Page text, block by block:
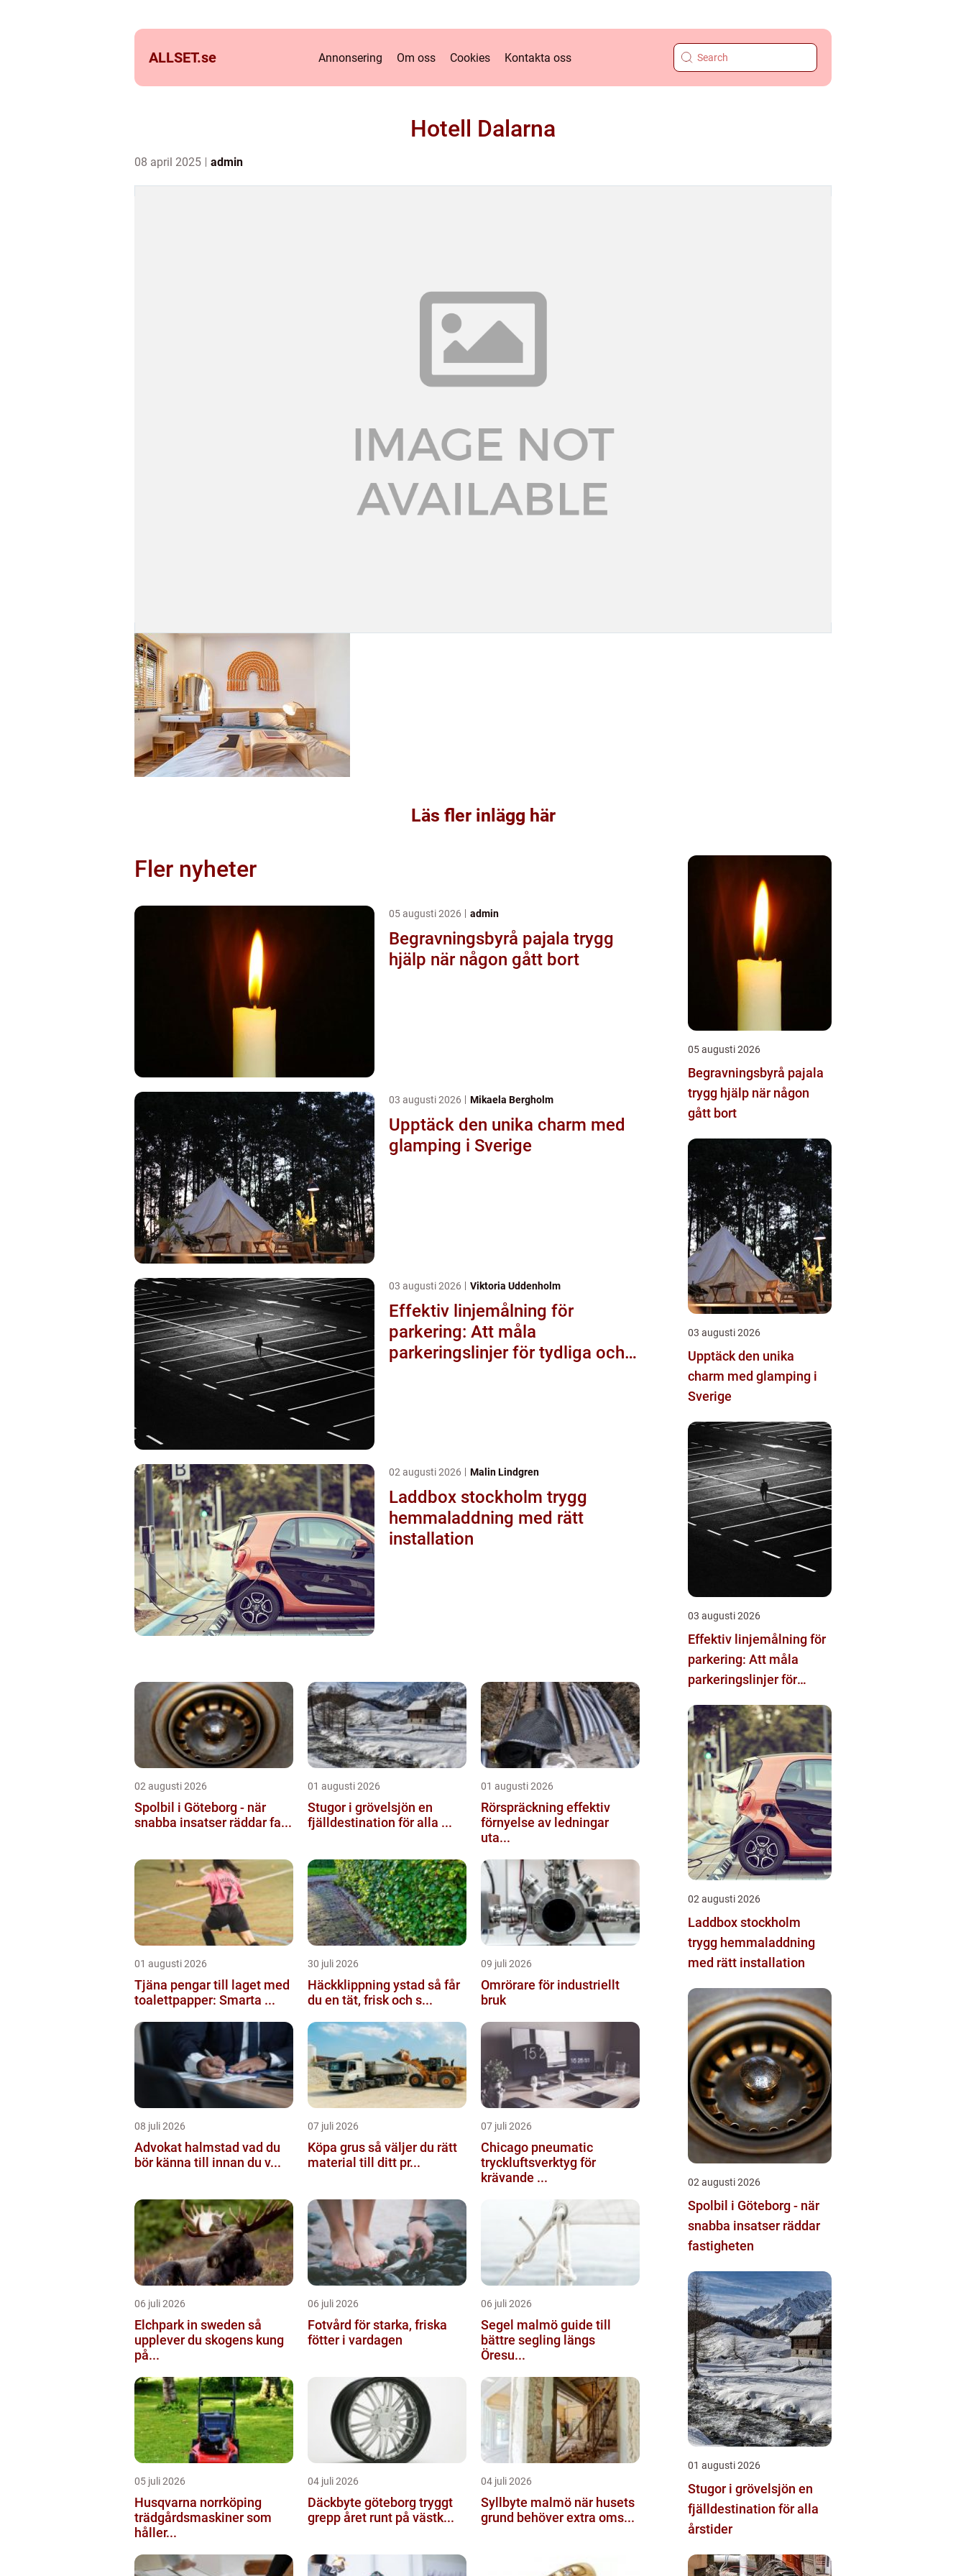
ALLSET.se Annonsering Om oss Cookies Kontakta oss
Hotell Dalarna
08 april 2025 admin
Läs fler inlägg här
Fler nyheter
05 augusti 2026 admin
Begravningsbyrå pajala trygg
hjälp när någon gått bort
03 augusti 2026 Mikaela Bergholm
Upptäck den unika charm med
glamping i Sverige
03 augusti 2026 Viktoria Uddenholm
Effektiv linjemålning för
parkering: Att måla
parkeringslinjer för tydliga och
02 augusti 2026 Malin Lindgren
Laddbox stockholm trygg
hemmaladdning med rätt
installation
02 augusti 2026
Spolbil i Göteborg - när
snabba insatser räddar fa...
01 augusti 2026
Stugor i grövelsjön en
fjälldestination för alla ...
01 augusti 2026
Rörspräckning effektiv
förnyelse av ledningar
uta...
01 augusti 2026
Tjäna pengar till laget med
toalettpapper: Smarta ...
30 juli 2026
Häckklippning ystad så får
du en tät, frisk och s...
09 juli 2026
Omrörare för industriellt
bruk
08 juli 2026
Advokat halmstad vad du
bör känna till innan du v...
07 juli 2026
Köpa grus så väljer du rätt
material till ditt pr...
07 juli 2026
Chicago pneumatic
tryckluftsverktyg för
krävande ...
06 juli 2026
Elchpark in sweden så
upplever du skogens kung
på...
06 juli 2026
Fotvård för starka, friska
fötter i vardagen
06 juli 2026
Segel malmö guide till
bättre segling längs
Öresu...
05 juli 2026
Husqvarna norrköping
trädgårdsmaskiner som
håller...
04 juli 2026
Däckbyte göteborg tryggt
grepp året runt på västk...
04 juli 2026
Syllbyte malmö när husets
grund behöver extra oms...
05 augusti 2026
Begravningsbyrå pajala
trygg hjälp när någon
gått bort
03 augusti 2026
Upptäck den unika
charm med glamping i
Sverige
03 augusti 2026
Effektiv linjemålning för
parkering: Att måla
parkeringslinjer för
parkeringsytor
02 augusti 2026
Laddbox stockholm
trygg hemmaladdning
med rätt installation
02 augusti 2026
Spolbil i Göteborg - när
snabba insatser räddar
fastigheten
01 augusti 2026
Stugor i grövelsjön en
fjälldestination för alla
årstider